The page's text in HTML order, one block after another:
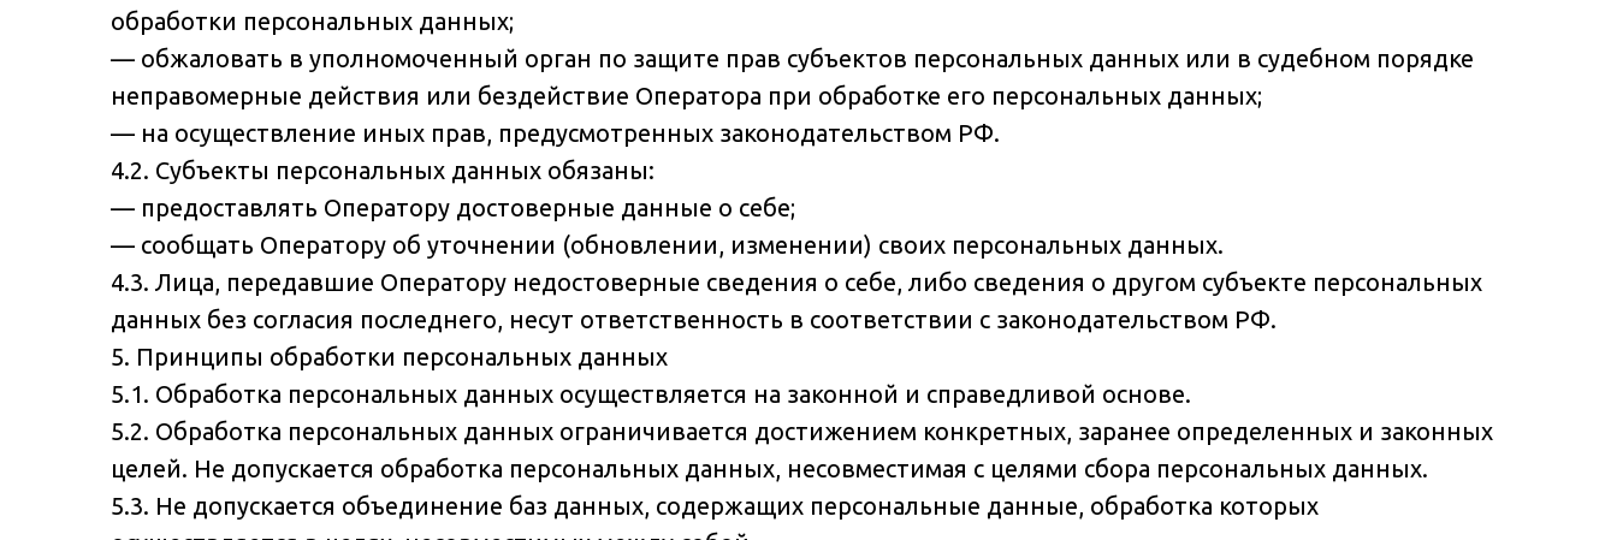
обработки персональных данных;
— обжаловать в уполномоченный орган по защите прав субъектов персональных данных или в судебном порядке
неправомерные действия или бездействие Оператора при обработке его персональных данных;
— на осуществление иных прав, предусмотренных законодательством РФ.
4.2. Субъекты персональных данных обязаны:
— предоставлять Оператору достоверные данные о себе;
— сообщать Оператору об уточнении (обновлении, изменении) своих персональных данных.
4.3. Лица, передавшие Оператору недостоверные сведения о себе, либо сведения о другом субъекте персональных
данных без согласия последнего, несут ответственность в соответствии с законодательством РФ.
5. Принципы обработки персональных данных
5.1. Обработка персональных данных осуществляется на законной и справедливой основе.
5.2. Обработка персональных данных ограничивается достижением конкретных, заранее определенных и законных
целей. Не допускается обработка персональных данных, несовместимая с целями сбора персональных данных.
5.3. Не допускается объединение баз данных, содержащих персональные данные, обработка которых